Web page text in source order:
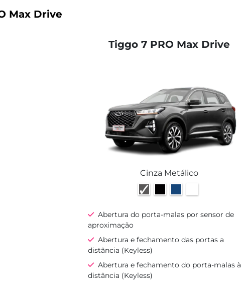
Max Drive
Tiggo 7 PRO Max Drive
Cinza Metálico
Abertura do porta-malas por sensor de
aproximação
Abertura e fechamento das portas a
distância (Keyless)
Abertura e fechamento do porta-malas à
distância (Keyless)